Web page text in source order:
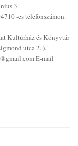
3.
-es telefonszámon.
Kultúrház és Könyvtár
utca 2. ).
E-mail